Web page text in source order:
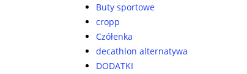
Buty sportowe
cropp
Czółenka
decathlon alternatywa
DODATKI